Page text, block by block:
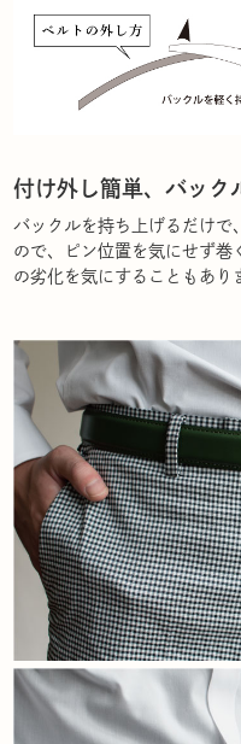
付け外し簡単、バック
バックルを持ち上げるだけで
ので、ピン位置を気にせず巻
の劣化を気にすることもあり